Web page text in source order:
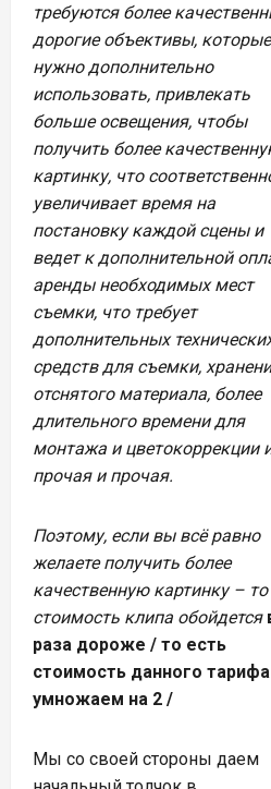
требуются более
дорогие объективы, которые
нужно дополнительно
использовать, привлекать
больше освещения, чтобы
получить более
картинку, что
увеличивает время на
постановку каждой сцены и
ведет к дополнительной
аренды необходимых мест
съемки, что требует
дополнительных
средств для съемки,
отснятого материала, более
длительного времени для
монтажа и цветокоррекции
прочая и прочая.
Поэтому, если вы всё равно
желаете получить более
качественную картинку – то
стоимость клипа обойдется
раза дороже / то есть
стоимость данного тарифа
умножаем на 2 /
Мы со своей стороны даем